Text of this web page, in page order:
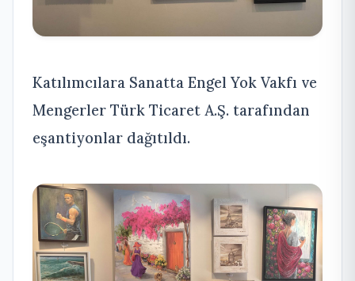
Katılımcılara Sanatta Engel Yok Vakfı ve
Mengerler Türk Ticaret A.Ş. tarafından
eşantiyonlar dağıtıldı.